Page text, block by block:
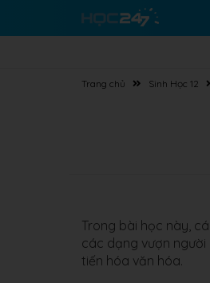
Trang chủ Sinh Học 12
Trong bài học này,
các dạng vượn người
tiến hóa văn hóa.